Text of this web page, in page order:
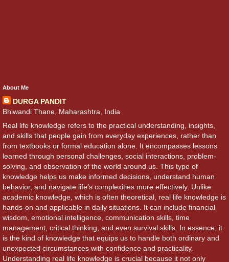
About Me
DURGA PANDIT
Bhiwandi Thane, Maharashtra, India
Real life knowledge refers to the practical understanding, insights,
and skills that people gain from everyday experiences, rather than
from textbooks or formal education alone. It encompasses lessons
learned through personal challenges, social interactions, problem-
solving, and observation of the world around us. This type of
knowledge helps us make informed decisions, understand human
behavior, and navigate life’s complexities more effectively. Unlike
academic knowledge, which is often theoretical, real life knowledge is
hands-on and applicable in daily situations. It can include financial
wisdom, emotional intelligence, communication skills, time
management, critical thinking, and even survival skills. In essence, it
is the kind of knowledge that equips us to handle both ordinary and
unexpected circumstances with confidence and practicality.
Understanding real life knowledge is crucial because it not only